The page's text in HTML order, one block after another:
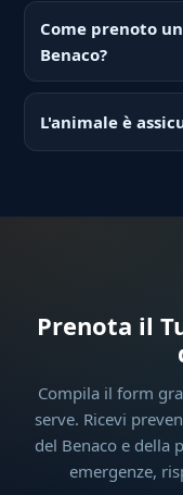
Come prenoto
Benaco?
L'animale è
Prenota il
Compila il form
serve. Ricevi
del Benaco e della
emergenze,